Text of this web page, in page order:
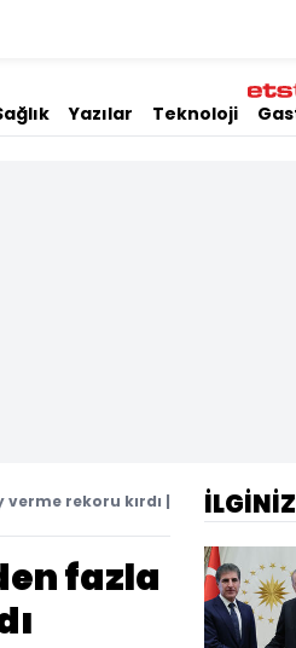
Yazılar Teknoloji
rekoru kırdı |
fazla